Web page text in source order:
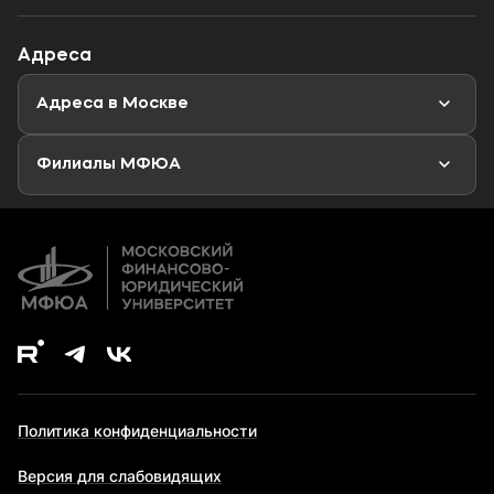
Мероприятия
Специалитет
Магистратура
Аспирантура
Дополнительное образование
Новости
Адреса
Адреса в Москве
Филиалы МФЮА
Политика конфиденциальности
Версия для слабовидящих